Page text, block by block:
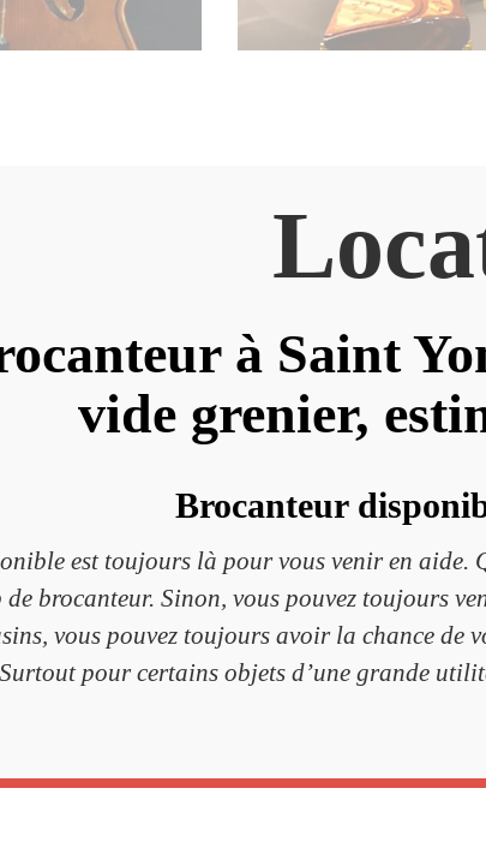
à Saint
vide grenier,
Brocanteur
est toujours là pour vous venir en aide.
brocanteur. Sinon, vous pouvez toujours
vous pouvez toujours avoir la chance de
pour certains objets d’une grande